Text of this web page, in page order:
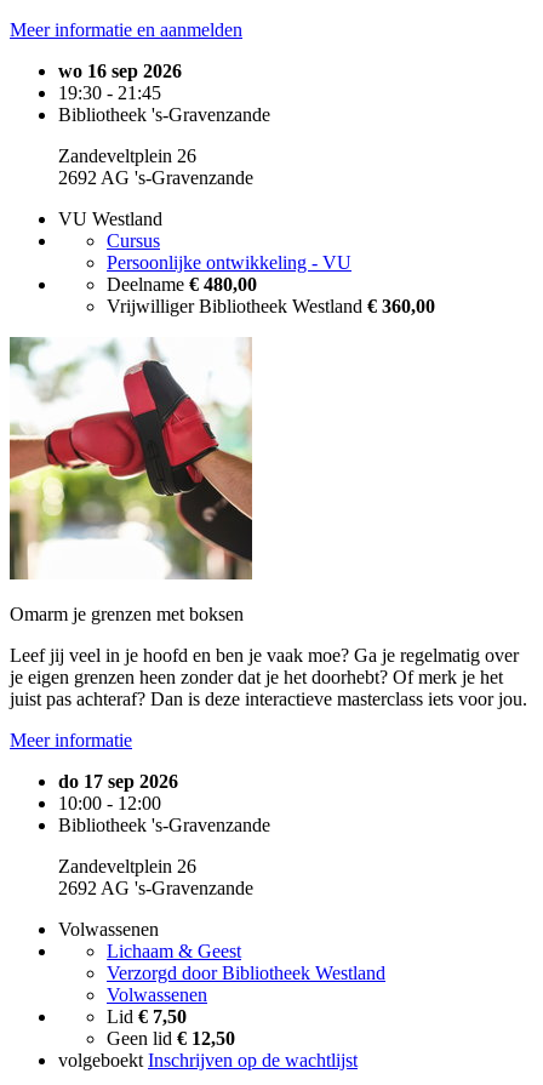
Meer informatie en aanmelden
wo 16 sep 2026
19:30 - 21:45
Bibliotheek 's-Gravenzande
Zandeveltplein 26
2692 AG 's-Gravenzande
VU Westland
Cursus
Persoonlijke ontwikkeling - VU
Deelname € 480,00
Vrijwilliger Bibliotheek Westland € 360,00
Omarm je grenzen met boksen
Leef jij veel in je hoofd en ben je vaak moe? Ga je regelmatig over
je eigen grenzen heen zonder dat je het doorhebt? Of merk je het
juist pas achteraf? Dan is deze interactieve masterclass iets voor jou.
Meer informatie
do 17 sep 2026
10:00 - 12:00
Bibliotheek 's-Gravenzande
Zandeveltplein 26
2692 AG 's-Gravenzande
Volwassenen
Lichaam & Geest
Verzorgd door Bibliotheek Westland
Volwassenen
Lid € 7,50
Geen lid € 12,50
volgeboekt Inschrijven op de wachtlijst